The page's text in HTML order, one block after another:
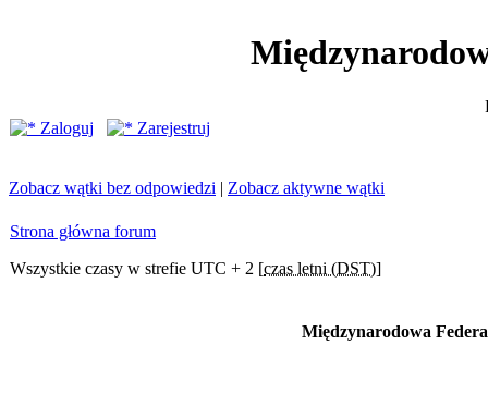
Zaloguj
Zarejestruj
Zobacz wątki bez odpowiedzi | Zobacz aktywne wątki
Strona główna forum
Wszystkie czasy w strefie UTC + 2 [czas letni (DST)]
Międzynarodowa